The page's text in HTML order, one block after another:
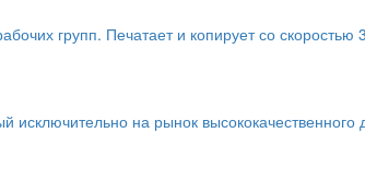
групп. Печатает и копирует со скоростью
на рынок высококачественного